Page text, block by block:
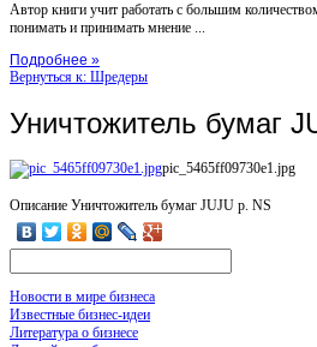
Автор книги учит работать с большим
понимать и принимать мнение ...
Подробнее »
Вернуться к: Шредеры
Уничтожитель бумаг
pic_5465ff09730e1.jpg
Описание Уничтожитель бумаг JUJU p. NS
Новости в мире бизнеса
Известные бизнес-идеи
Литература о бизнесе